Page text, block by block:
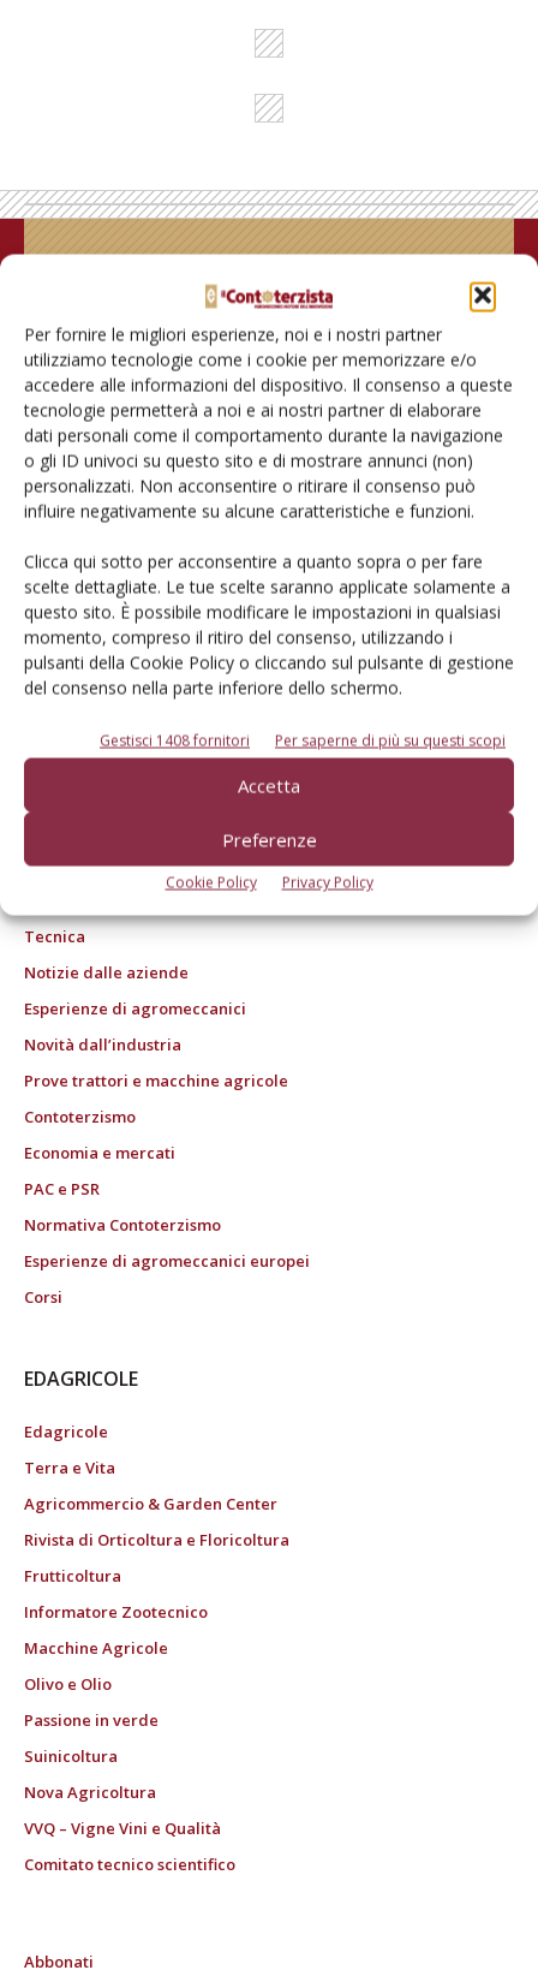
Per fornire le migliori esperienze, noi e i nostri partner
utilizziamo tecnologie come i cookie per memorizzare e/o
accedere alle informazioni del dispositivo. Il consenso a queste
tecnologie permetterà a noi e ai nostri partner di elaborare
dati personali come il comportamento durante la navigazione
o gli ID univoci su questo sito e di mostrare annunci (non)
personalizzati. Non acconsentire o ritirare il consenso può
influire negativamente su alcune caratteristiche e funzioni.
Clicca qui sotto per acconsentire a quanto sopra o per fare
scelte dettagliate. Le tue scelte saranno applicate solamente a
questo sito. È possibile modificare le impostazioni in qualsiasi
momento, compreso il ritiro del consenso, utilizzando i
pulsanti della Cookie Policy o cliccando sul pulsante di gestione
del consenso nella parte inferiore dello schermo.
Gestisci 1408 fornitori Per saperne di più su questi scopi
Accetta
Preferenze
Cookie Policy Privacy Policy
Rimani aggiornato sul mondo
dell’agricoltura
Iscriviti alle nostre newsletter
© Tecniche Nuove Spa. Tutti i diritti riservati. Sede legale Via Eritrea 21 -
20157 Milano | Codice fiscale, Partita IVA e Iscrizione al Registro delle
imprese di Milano: 00753480151
registrata presso il Tribunale di Bologna n. 6111 del 12/06/1992)
ROC "Poste italiane Spa sped. Abbonamento Postale DL 353/2003 conv. L.
27/02/2004 n. 46, art.1c.1: DCB Bologna" ROC n. 24344 dell'11 marzo 2014
Tecnica
Notizie dalle aziende
Esperienze di agromeccanici
Novità dall’industria
Prove trattori e macchine agricole
Contoterzismo
Economia e mercati
PAC e PSR
Normativa Contoterzismo
Esperienze di agromeccanici europei
Corsi
EDAGRICOLE
Edagricole
Terra e Vita
Agricommercio & Garden Center
Rivista di Orticoltura e Floricoltura
Frutticoltura
Informatore Zootecnico
Macchine Agricole
Olivo e Olio
Passione in verde
Suinicoltura
Nova Agricoltura
VVQ – Vigne Vini e Qualità
Comitato tecnico scientifico
Abbonati